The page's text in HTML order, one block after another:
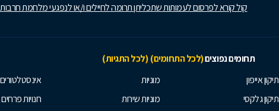
קול קורא לפרסום לעמותות שתכליתן תרומה לחיילים ו/או לנפגעי מלחמת
תחומים נפוצים(לכל התחומים) (לכל התגיות)
תיקון אייפון
תיקון גלקסי
מוניות
מוניות שירות
אינסטלטורים
חנויות פרחים